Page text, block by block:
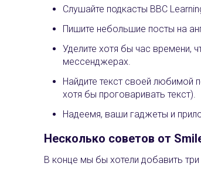
Слушайте подкасты BBC
Пишите небольшие посты на
Уделите хотя бы час времени,
мессенджерах.
Найдите текст своей любимой
хотя бы проговаривать текст).
Надеемя, ваши гаджеты и
Несколько советов от
В конце мы бы хотели добавить